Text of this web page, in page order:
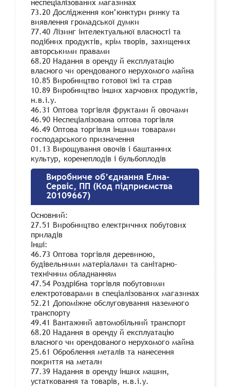
неспеціалізованих магазинах
73.20 Дослідження кон’юнктури ринку та
виявлення громадської думки
77.40 Лізинг інтелектуальної власності та
подібних продуктів, крім творів, захищених
авторськими правами
68.20 Надання в оренду й експлуатацію
власного чи орендованого нерухомого майна
10.85 Виробництво готової їжі та страв
10.89 Виробництво інших харчових продуктів,
н.в.і.у.
46.31 Оптова торгівля фруктами й овочами
46.90 Неспеціалізована оптова торгівля
46.49 Оптова торгівля іншими товарами
господарського призначення
01.13 Вирощування овочів і баштанних
культур, коренеплодів і бульбоплодів
Виробниче об’єднання Елна-
Сервіс, ПП (Код підприємства
20109667)
Основний:
27.51 Виробництво електричних побутових
приладів
Інші:
46.73 Оптова торгівля деревиною,
будівельними матеріалами та санітарно-
технічним обладнанням
47.54 Роздрібна торгівля побутовими
електротоварами в спеціалізованих магазинах
52.21 Допоміжне обслуговування наземного
транспорту
49.41 Вантажний автомобільний транспорт
68.20 Надання в оренду й експлуатацію
власного чи орендованого нерухомого майна
25.61 Оброблення металів та нанесення
покриття на метали
77.39 Надання в оренду інших машин,
устатковання та товарів, н.в.і.у.